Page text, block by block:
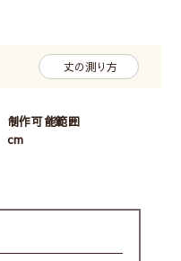
丈の測り方
制作可能範囲
cm